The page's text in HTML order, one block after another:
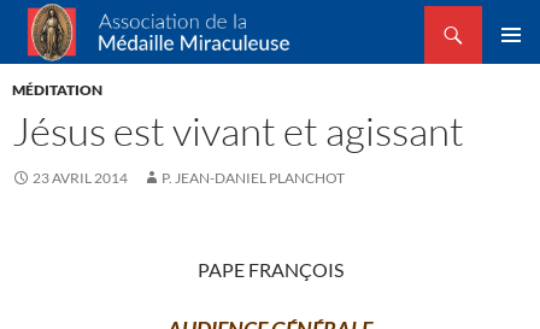
Association de la Médaille Miraculeuse
Recherche
ALLER
AU
MÉDITATION
Jésus est vivant et agissant
23 AVRIL 2014 P. JEAN-DANIEL PLANCHOT
PAPE FRANÇOIS